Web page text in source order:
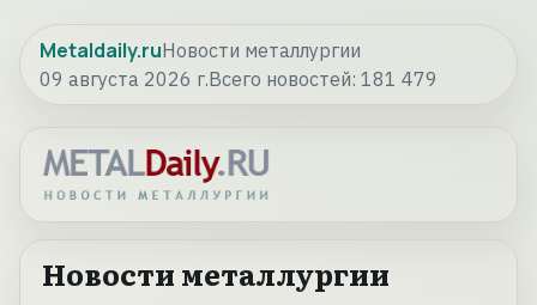
Metaldaily.ruНовости металлургии
09 августа 2026 г.Всего новостей: 181 479
Новости металлургии